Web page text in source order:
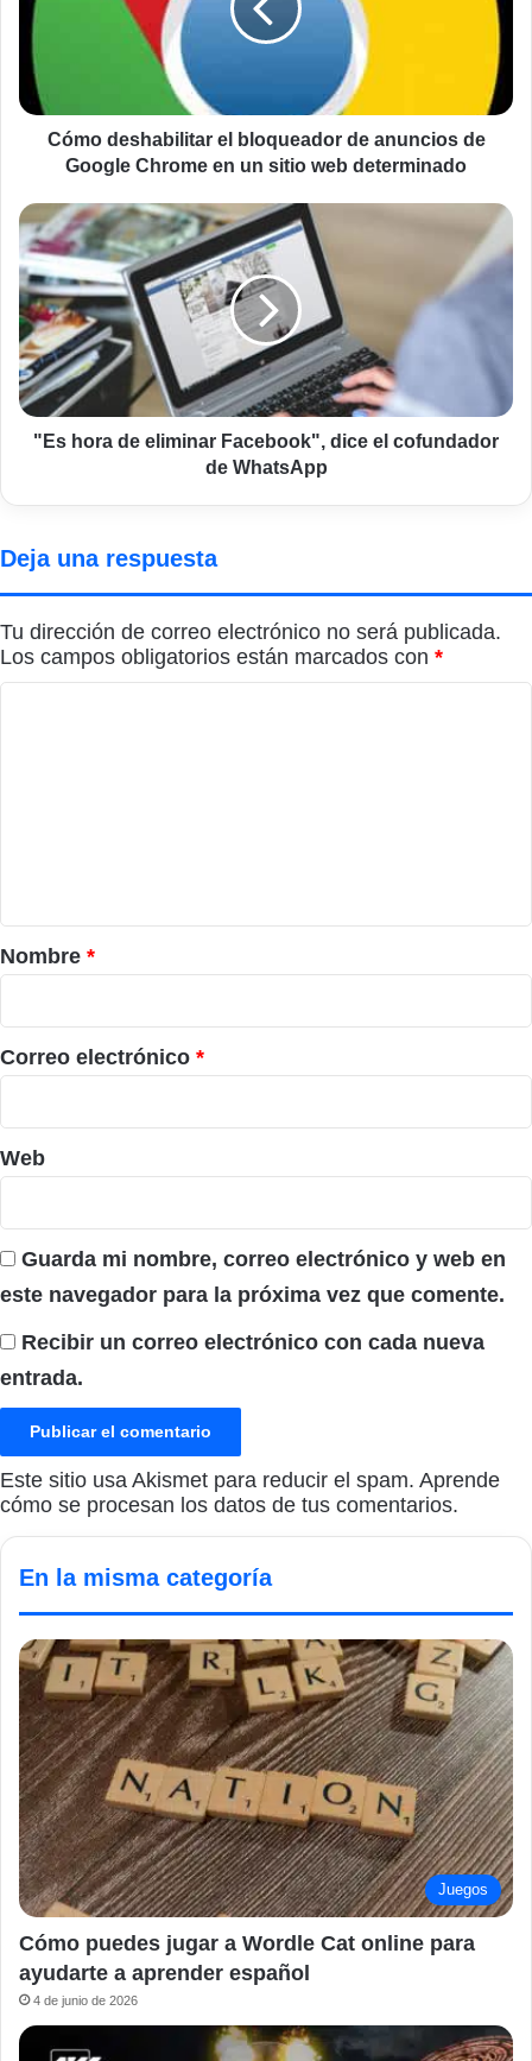
de
de
Google
Chrome
web
determinado
Cómo deshabilitar el bloqueador de anuncios de
Google Chrome en un sitio web determinado
"Es
hora
de
eliminar
Facebook",
dice
el
cofundador
de
WhatsApp
"Es hora de eliminar Facebook", dice el cofundador
de WhatsApp
Deja una respuesta
Tu dirección de correo electrónico no será publicada.
Los campos obligatorios están marcados con *
r
i
o
*
Nombre *
Correo electrónico *
Web
Guarda mi nombre, correo electrónico y web en
este navegador para la próxima vez que comente.
Recibir un correo electrónico con cada nueva
entrada.
Este sitio usa Akismet para reducir el spam. Aprende
cómo se procesan los datos de tus comentarios.
En la misma categoría
Juegos
Cómo puedes jugar a Wordle Cat online para
ayudarte a aprender español
4 de junio de 2026